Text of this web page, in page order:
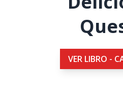
VER LIBRO -